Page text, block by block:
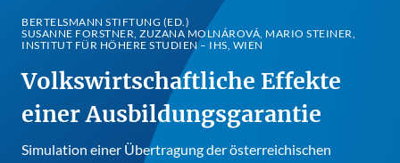
BERTELSMANN STIFTUNG (ED.)
SUSANNE FORSTNER, ZUZANA MOLNÁROVÁ, MARIO STEINER,
INSTITUT FÜR HÖHERE STUDIEN – IHS, WIEN
Volkswirtschaftliche Effekte
einer Ausbildungsgarantie
Simulation einer Übertragung der österreichischen